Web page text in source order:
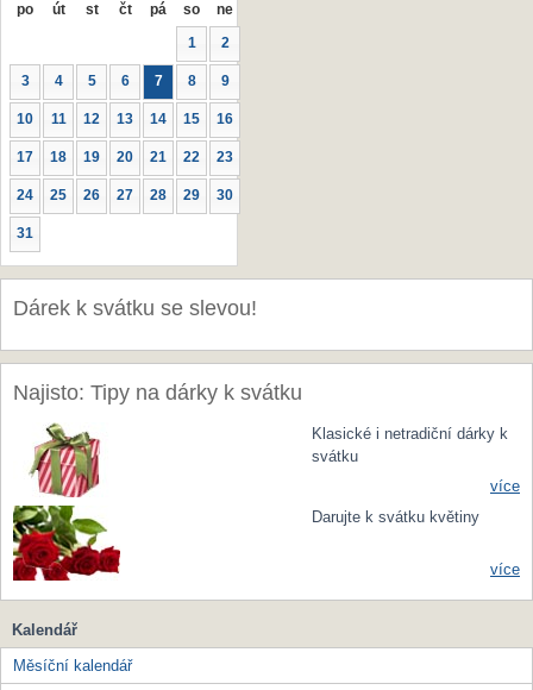
po út st čt pá so ne
1 2
3 4 5 6 7 8 9
10 11 12 13 14 15 16
17 18 19 20 21 22 23
24 25 26 27 28 29 30
31
Dárek k svátku se slevou!
Najisto: Tipy na dárky k svátku
Klasické i netradiční dárky k
svátku
více
Darujte k svátku květiny
více
Kalendář
Měsíční kalendář